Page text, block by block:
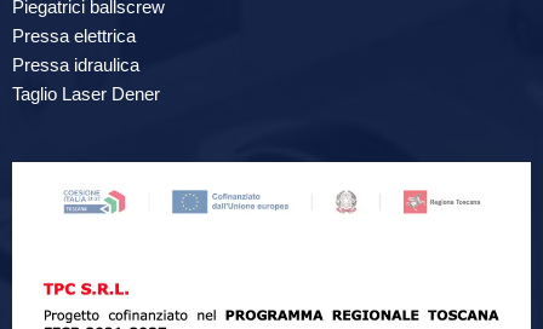
Piegatrici ballscrew
Pressa elettrica
Pressa idraulica
Taglio Laser Dener